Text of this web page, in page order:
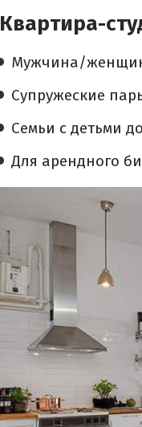
Квартира-
Мужчина/
Супружеские
Семьи с детьми
Для арендного